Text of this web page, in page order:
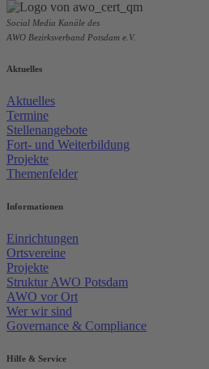
Social Media Kanäle des
AWO Bezirksverband Potsdam e.V.
Aktuelles
Aktuelles
Termine
Stellenangebote
Fort- und Weiterbildung
Projekte
Themenfelder
Informationen
Einrichtungen
Ortsvereine
Projekte
Struktur AWO Potsdam
AWO vor Ort
Wer wir sind
Governance & Compliance
Hilfe & Service